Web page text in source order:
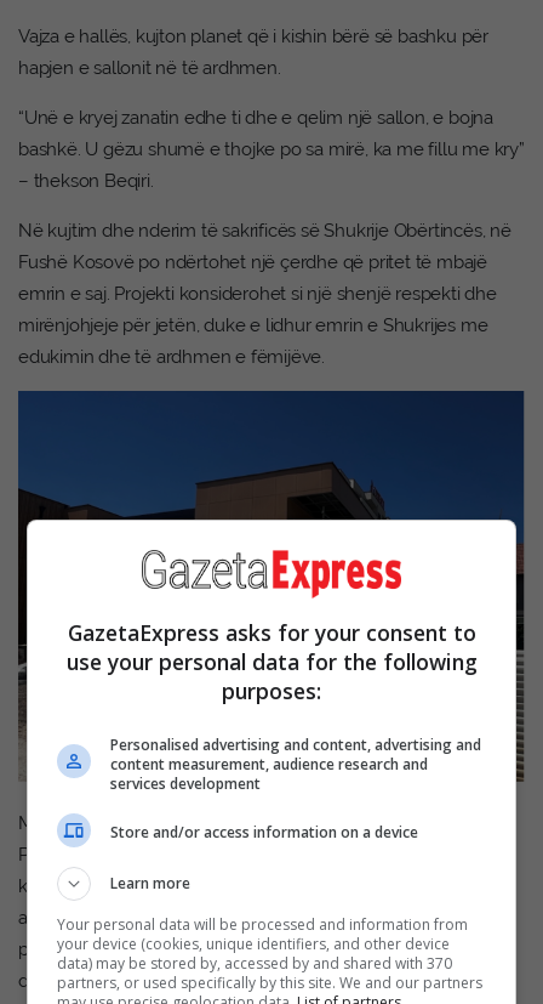
Vajza e hallës, kujton planet që i kishin bërë së bashku për
hapjen e sallonit në të ardhmen.
“Unë e kryej zanatin edhe ti dhe e qelim një sallon, e bojna
bashkë. U gëzu shumë e thojke po sa mirë, ka me fillu me kry”
– thekson Beqiri.
Në kujtim dhe nderim të sakrificës së Shukrije Obërtincës, në
Fushë Kosovë po ndërtohet një çerdhe që pritet të mbajë
emrin e saj. Projekti konsiderohet si një shenjë respekti dhe
mirënjohjeje për jetën, duke e lidhur emrin e Shukrijes me
edukimin dhe të ardhmen e fëmijëve.
Motra e saj, Lumnija, ka bërë kërkesë në Komunën e
Prishtinës për vendosjen e një pllake përkujtimore në rrugën
ku u vra Shukrije Obërtinca, por kërkesa është refuzuar me
arsyetimin se në planet ekzistuese urbane nuk janë të
përcaktuara lokacionet për objekte të tilla dhe se kjo çështje
do të shqyrtohet në të ardhmen gjatë hartimit të planeve të
GazetaExpress asks for your consent to
use your personal data for the following
purposes:
Personalised advertising and content, advertising and
content measurement, audience research and
services development
Store and/or access information on a device
Learn more
Your personal data will be processed and information from
your device (cookies, unique identifiers, and other device
data) may be stored by, accessed by and shared with 370
partners, or used specifically by this site. We and our partners